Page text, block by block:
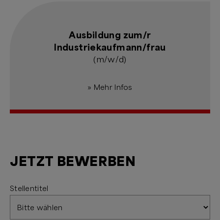
Ausbildung zum/r
Industriekaufmann/frau
(m/w/d)
» Mehr Infos
JETZT BEWERBEN
Stellentitel